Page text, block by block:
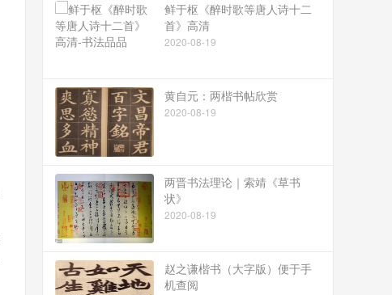
鲜于枢《醉时歌等唐人诗十二
首》高清
2020-08-19
黄自元：两楷书帖欣赏
2020-08-19
两晋书法理论｜索靖《草书
状》
2020-08-19
赵之谦楷书（大字版）便于手
机查阅